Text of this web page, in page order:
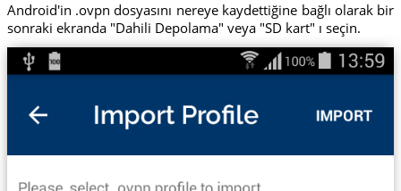
Android'in .ovpn dosyasını nereye kaydettiğine bağlı olarak bir
sonraki ekranda "Dahili Depolama" veya "SD kart" ı seçin.